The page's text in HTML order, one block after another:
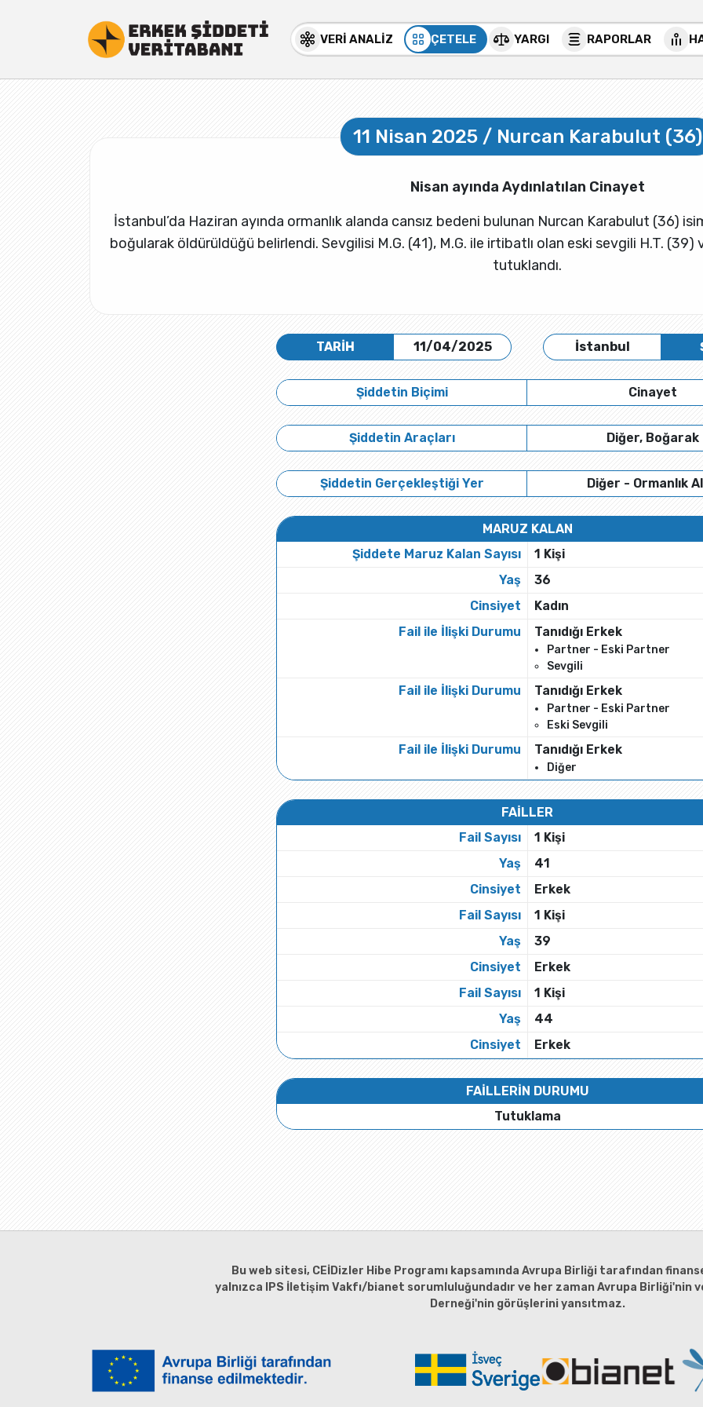
VERİ ANALİZ ÇETELE YARGI RAPORLAR
11 Nisan 2025 / Nurcan Karabulut (36)
Nisan ayında Aydınlatılan Cinayet
İstanbul’da Haziran ayında ormanlık alanda cansız bedeni bulunan Nurcan Karabulut (36)
boğularak öldürüldüğü belirlendi. Sevgilisi M.G. (41), M.G. ile irtibatlı olan eski sevgili H.T. (39)
tutuklandı.
TARİH 11/04/2025 İstanbul
Şiddetin Biçimi Cinayet
Şiddetin Araçları Diğer, Boğarak
Şiddetin Gerçekleştiği Yer Diğer - Ormanlık
MARUZ KALAN
Şiddete Maruz Kalan Sayısı
1 Kişi
Yaş
36
Cinsiyet
Kadın
Fail ile İlişki Durumu
Tanıdığı Erkek
Partner - Eski Partner
Sevgili
Fail ile İlişki Durumu Tanıdığı Erkek
Partner - Eski Partner
Eski Sevgili
Fail ile İlişki Durumu Tanıdığı Erkek
Diğer
FAİLLER
Fail Sayısı
1 Kişi
Yaş
41
Cinsiyet
Erkek
Fail Sayısı
1 Kişi
Yaş
39
Cinsiyet
Erkek
Fail Sayısı
1 Kişi
Yaş
44
Cinsiyet
Erkek
FAİLLERİN DURUMU
Tutuklama
Bu web sitesi, CEİDizler Hibe Programı kapsamında Avrupa Birliği tarafından
yalnızca IPS İletişim Vakfı/bianet sorumluluğundadır ve her zaman Avrupa Birliği'nin
Derneği'nin görüşlerini yansıtmaz.